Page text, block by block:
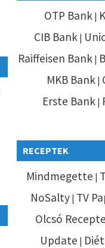
OTP Bank|
CIB Bank |
Raiffeisen Bank |
MKB Bank|
Erste Bank|
RECEPTEK
Mindmegette |
NoSalty | TV
Olcsó
Update |